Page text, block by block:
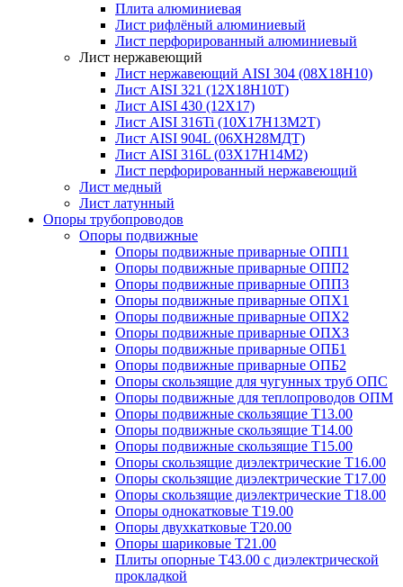
Плита алюминиевая
Лист рифлёный алюминиевый
Лист перфорированный алюминиевый
Лист нержавеющий
Лист нержавеющий AISI 304 (08Х18Н10)
Лист AISI 321 (12Х18Н10Т)
Лист AISI 430 (12Х17)
Лист AISI 316Ti (10Х17Н13М2Т)
Лист AISI 904L (06ХН28МДТ)
Лист AISI 316L (03Х17Н14М2)
Лист перфорированный нержавеющий
Лист медный
Лист латунный
Опоры трубопроводов
Опоры подвижные
Опоры подвижные приварные ОПП1
Опоры подвижные приварные ОПП2
Опоры подвижные приварные ОПП3
Опоры подвижные приварные ОПХ1
Опоры подвижные приварные ОПХ2
Опоры подвижные приварные ОПХ3
Опоры подвижные приварные ОПБ1
Опоры подвижные приварные ОПБ2
Опоры скользящие для чугунных труб ОПС
Опоры подвижные для теплопроводов ОПМ
Опоры подвижные скользящие Т13.00
Опоры подвижные скользящие Т14.00
Опоры подвижные скользящие Т15.00
Опоры скользящие диэлектрические Т16.00
Опоры скользящие диэлектрические Т17.00
Опоры скользящие диэлектрические Т18.00
Опоры однокатковые Т19.00
Опоры двухкатковые Т20.00
Опоры шариковые Т21.00
Плиты опорные Т43.00 с диэлектрической
прокладкой